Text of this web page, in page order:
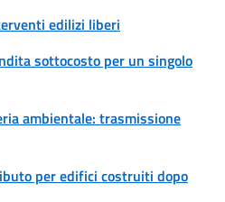
edilizi liberi
sottocosto per un singolo
ambientale: trasmissione
per edifici costruiti dopo